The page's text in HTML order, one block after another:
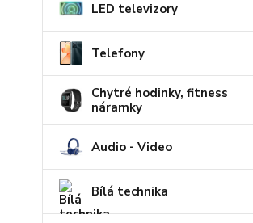
LED televizory
Telefony
Chytré hodinky, fitness
náramky
Audio - Video
Bílá technika